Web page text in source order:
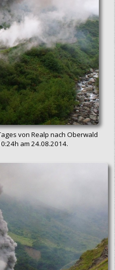
von Realp nach Oberwald
am 24.08.2014.